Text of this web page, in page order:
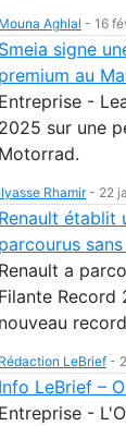
Mouna Aghlal - 16
Smeia signe
premium au
Entreprise -
2025 sur une
Motorrad.
Ilyasse Rhamir- 22
Renault établit
parcourus
Renault a
Filante Record
nouveau
Rédaction LeBrief-
Info LeBrief –
Entreprise -